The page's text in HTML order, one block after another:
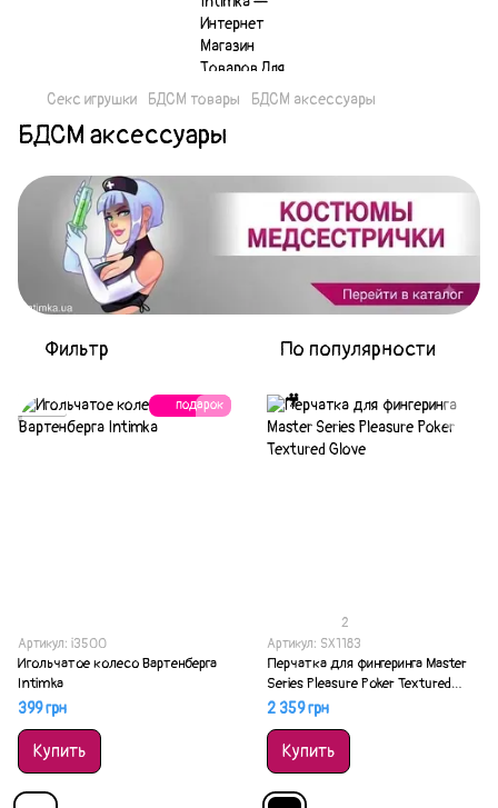
Секс игрушки БДСМ товары БДСМ аксессуары
БДСМ аксессуары
Фильтр По популярности
подарок
Акция
Артикул: i3500
Игольчатое колесо Вартенберга
Intimka
399 грн
Купить
2
Артикул: SX1183
Перчатка для фингеринга Master
Series Pleasure Poker Textured
Glove
2 359 грн
Купить